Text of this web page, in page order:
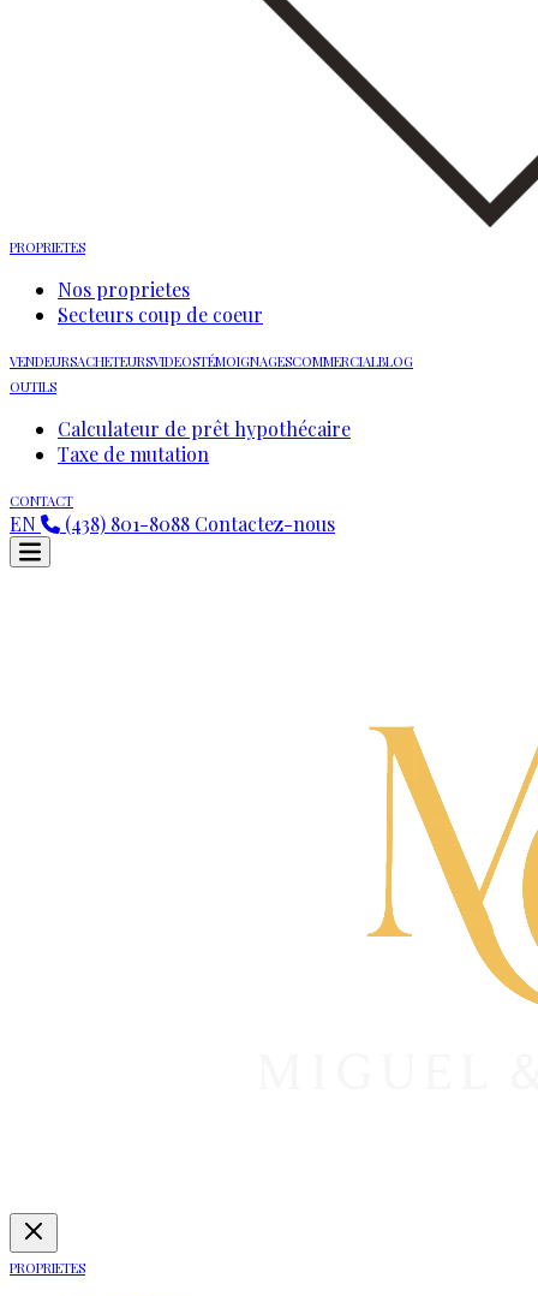
PROPRIETES
Nos proprietes
Secteurs coup de coeur
VENDEURSACHETEURSVIDEOSTÉMOIGNAGESCOMMERCIALBLOG
OUTILS
Calculateur de prêt hypothécaire
Taxe de mutation
CONTACT
EN (438) 801-8088 Contactez-nous
PROPRIETES